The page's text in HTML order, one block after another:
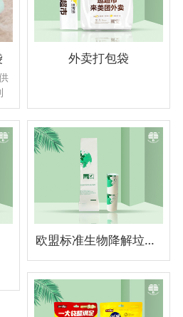
外卖打包袋
欧盟标准生物降解垃圾袋